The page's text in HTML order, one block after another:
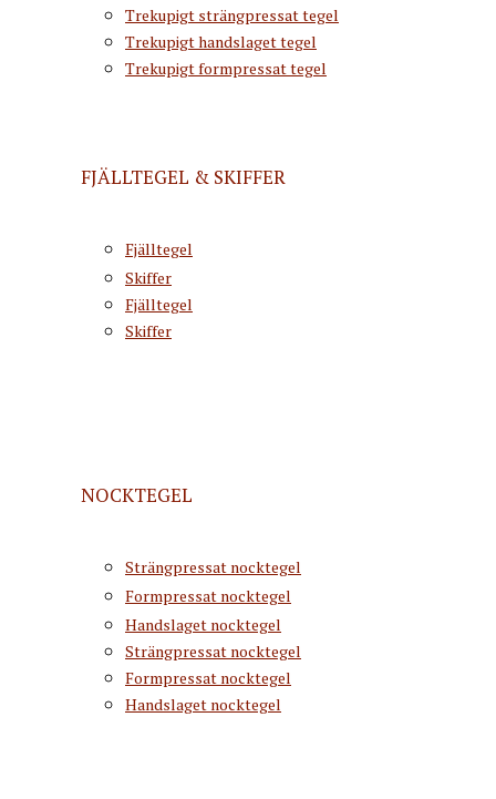
Trekupigt strängpressat tegel
Trekupigt handslaget tegel
Trekupigt formpressat tegel
FJÄLLTEGEL & SKIFFER
Fjälltegel
Skiffer
Fjälltegel
Skiffer
NOCKTEGEL
Strängpressat nocktegel
Formpressat nocktegel
Handslaget nocktegel
Strängpressat nocktegel
Formpressat nocktegel
Handslaget nocktegel